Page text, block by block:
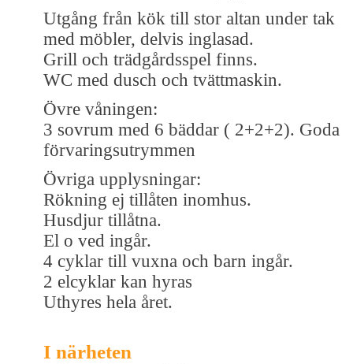
Utgång från kök till stor altan under tak
med möbler, delvis inglasad.
Grill och trädgårdsspel finns.
WC med dusch och tvättmaskin.
Övre våningen:
3 sovrum med 6 bäddar ( 2+2+2). Goda
förvaringsutrymmen
Övriga upplysningar:
Rökning ej tillåten inomhus.
Husdjur tillåtna.
El o ved ingår.
4 cyklar till vuxna och barn ingår.
2 elcyklar kan hyras
Uthyres hela året.
I närheten